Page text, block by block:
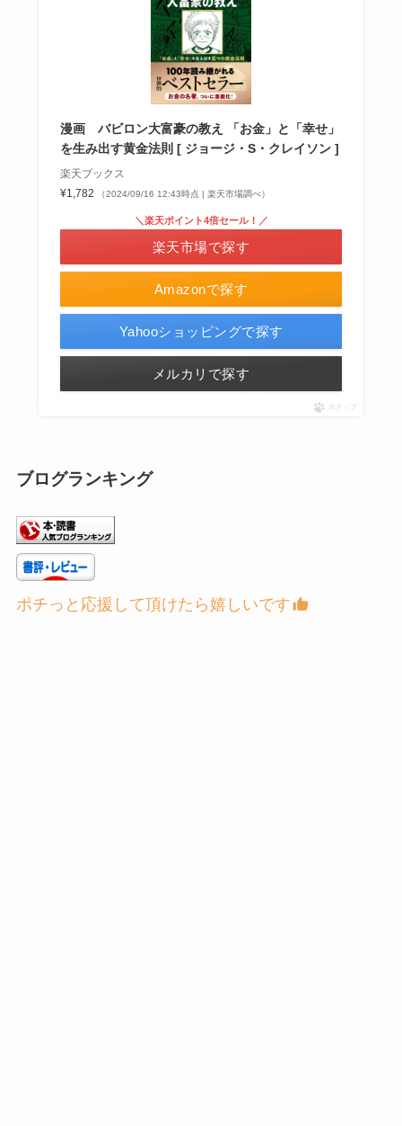
漫画 バビロン大富豪の教え 「お金」と「幸せ」
を生み出す黄金法則 [ ジョージ・S・クレイソン ]
楽天ブックス
¥1,782
（2024/09/16 12:43時点 | 楽天市場調べ）
Amazonで探す
＼楽天ポイント4倍セール！／
楽天市場で探す
Yahooショッピングで探す
メルカリで探す
ポチップ
ブログランキング
ポチっと応援して頂けたら嬉しいです